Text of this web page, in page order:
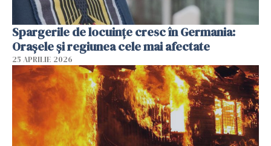
Spargerile de locuințe cresc în Germania:
Orașele și regiunea cele mai afectate
25 APRILIE 2026